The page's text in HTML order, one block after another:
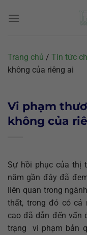
đến
Trang chủ / Tin tức
không của riêng ai
Vi phạm
không của
Sự hồi phục của thị
năm gần đây đã
liên quan trong
thất, trong đó có cả
cao đã dẫn đến vấn
trạng vi phạm bản